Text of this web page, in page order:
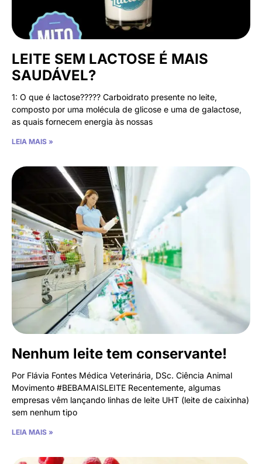
LEITE SEM LACTOSE É MAIS
SAUDÁVEL?
1: O que é lactose????? Carboidrato presente no leite,
composto por uma molécula de glicose e uma de galactose,
as quais fornecem energia às nossas
LEIA MAIS »
Nenhum leite tem conservante!
Por Flávia Fontes Médica Veterinária, DSc. Ciência Animal
Movimento #BEBAMAISLEITE Recentemente, algumas
empresas vêm lançando linhas de leite UHT (leite de caixinha)
sem nenhum tipo
LEIA MAIS »